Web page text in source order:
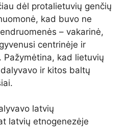
dėl protalietuvių genčių
kad buvo ne
– vakarinė,
centrinėje ir
Pažymėtina, kad lietuvių
ir kitos baltų
latvių
latvių etnogenezėje